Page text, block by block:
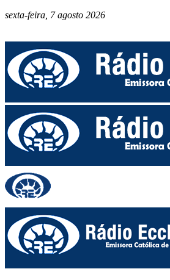
sexta-feira, 7 agosto 2026